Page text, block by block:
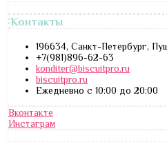
Контакты
196634, Санкт-Петербург,
+7(981)896-62-63
konditer@biscuitpro.ru
biscuitpro.ru
Ежедневно с 10:00 до 20:00
Вконтакте
Инстаграм